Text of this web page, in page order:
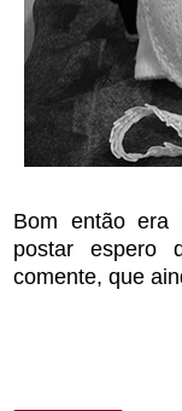
Bom então era
postar espero
comente, que